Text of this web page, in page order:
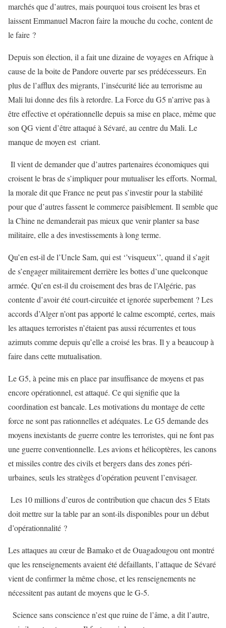
marchés que d’autres, mais pourquoi tous croisent les bras et
laissent Emmanuel Macron faire la mouche du coche, content de
le faire ?
Depuis son élection, il a fait une dizaine de voyages en Afrique à
cause de la boite de Pandore ouverte par ses prédécesseurs. En
plus de l’afflux des migrants, l’insécurité liée au terrorisme au
Mali lui donne des fils à retordre. La Force du G5 n’arrive pas à
être effective et opérationnelle depuis sa mise en place, même que
son QG vient d’être attaqué à Sévaré, au centre du Mali. Le
manque de moyen est criant.
Il vient de demander que d’autres partenaires économiques qui
croisent le bras de s’impliquer pour mutualiser les efforts. Normal,
la morale dit que France ne peut pas s’investir pour la stabilité
pour que d’autres fassent le commerce paisiblement. Il semble que
la Chine ne demanderait pas mieux que venir planter sa base
militaire, elle a des investissements à long terme.
Qu’en est-il de l’Uncle Sam, qui est ‘’visqueux’’, quand il s’agit
de s’engager militairement derrière les bottes d’une quelconque
armée. Qu’en est-il du croisement des bras de l’Algérie, pas
contente d’avoir été court-circuitée et ignorée superbement ? Les
accords d’Alger n’ont pas apporté le calme escompté, certes, mais
les attaques terroristes n’étaient pas aussi récurrentes et tous
azimuts comme depuis qu’elle a croisé les bras. Il y a beaucoup à
faire dans cette mutualisation.
Le G5, à peine mis en place par insuffisance de moyens et pas
encore opérationnel, est attaqué. Ce qui signifie que la
coordination est bancale. Les motivations du montage de cette
force ne sont pas rationnelles et adéquates. Le G5 demande des
moyens inexistants de guerre contre les terroristes, qui ne font pas
une guerre conventionnelle. Les avions et hélicoptères, les canons
et missiles contre des civils et bergers dans des zones péri-
urbaines, seuls les stratèges d’opération peuvent l’envisager.
Les 10 millions d’euros de contribution que chacun des 5 Etats
doit mettre sur la table par an sont-ils disponibles pour un début
d’opérationnalité ?
Les attaques au cœur de Bamako et de Ouagadougou ont montré
que les renseignements avaient été défaillants, l’attaque de Sévaré
vient de confirmer la même chose, et les renseignements ne
nécessitent pas autant de moyens que le G-5.
Science sans conscience n’est que ruine de l’âme, a dit l’autre,